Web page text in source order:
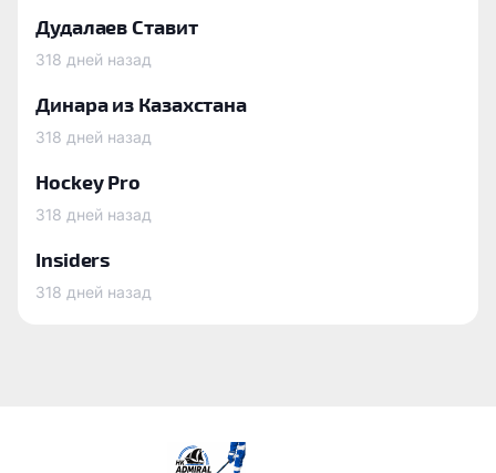
Дудалаев Ставит
318 дней назад
Динара из Казахстана
318 дней назад
Hockey Pro
318 дней назад
Insiders
318 дней назад